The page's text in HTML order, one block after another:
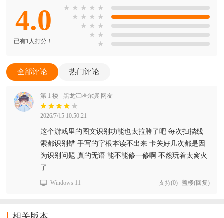
4.0
已有1人打分！
★ ★ ★ ★ ★
★ ★ ★ ★
★ ★ ★
★ ★
★
全部评论 热门评论
第 1 楼 黑龙江哈尔滨 网友
2026/7/15 10:50:21
这个游戏里的图文识别功能也太拉胯了吧 每次扫描线
索都识别错 手写的字根本读不出来 卡关好几次都是因
为识别问题 真的无语 能不能修一修啊 不然玩着太窝火
了
Windows 11 支持(0) 盖楼(回复)